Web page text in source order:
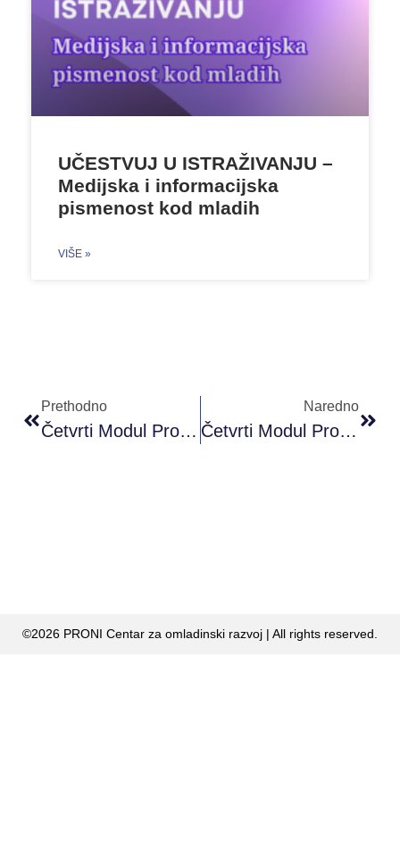
UČESTVUJ U ISTRAŽIVANJU –
Medijska i informacijska
pismenost kod mladih
VIŠE »
Prethodno
Četvrti Modul Proni Akademije Omladinskog Rada (PAOR) B Nivoa
Naredno
Četvrti Modul Proni Akademije Omladinskog Rada (PAOR) A Nivoa
©2026 PRONI Centar za omladinski razvoj | All rights reserved.